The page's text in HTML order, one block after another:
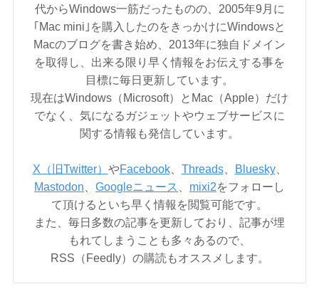
代からWindows一筋だったものの、2005年9月に
｢Mac mini｣を購入したのをきっかけにWindowsと
Macのブログを書き始め、2013年に独自ドメイン
を取得し、出来る限り早く情報をお伝えする事を
目標に毎日更新しています。
現在はWindows（Microsoft）とMac（Apple）だけ
でなく、気になるガジェットやウェブサービスに
関する情報も発信しています。
X（旧Twitter） やFacebook、 Threads、 Bluesky、
Mastodon
Googleニュース mixi2をフォローし
て頂けるといち早く情報を閲覧可能です。
また、毎日多数の記事を更新しており、記事が埋
もれてしまうことも多々あるので、
RSS（Feedly）の購読もオススメします。